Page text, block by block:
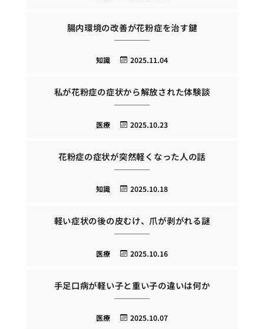
腸内環境の改善が花粉症を治す鍵
2025.11.04
知識
私が花粉症の症状から解放された体験談
2025.10.23
医療
花粉症の症状が突然軽くなった人の話
2025.10.18
知識
軽い症状の後の皮むけ、爪が剥がれる謎
2025.10.16
医療
手足口病が軽い子と重い子の違いは何か
2025.10.07
医療